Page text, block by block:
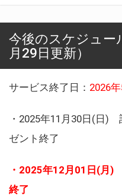
今後のスケジュー
月29日更新）
サービス終了日： 2026
・2025年11月30日(日)
ゼント終了
・2025年12月01日(月)
終了